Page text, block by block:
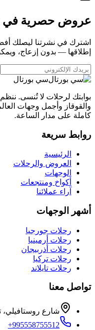
عروض حصرية في
اشترك في نشرتنا ليصلك
إطلاقها — بدون إزعاج،
سي بورتال
بوابتك لرحلات لا تُنسى.
كاملة على مدار الساعة.
روابط سريعة
الرئيسية
العروض والرحلات
الوجهات
أكواخ ومنتجعات
آراء عملائنا
أشهر الوجهات
رحلات جورجيا
رحلات أرمينيا
رحلات أذربيجان
رحلات تركيا
رحلات تايلاند
تواصل معنا
شارع روستافيلي،
+995558755512